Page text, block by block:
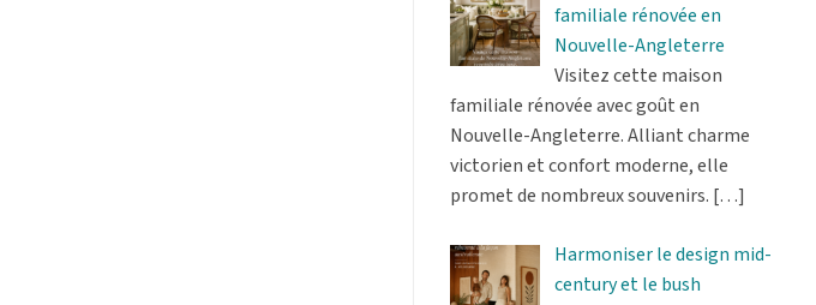
familiale rénovée en
Nouvelle-Angleterre
Visitez cette maison
familiale rénovée avec goût en
Nouvelle-Angleterre. Alliant charme
victorien et confort moderne, elle
promet de nombreux souvenirs. […]
Harmoniser le design mid-
century et le bush